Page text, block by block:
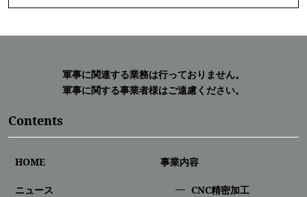
軍事に関連する業務は行っておりません。
軍事に関する事業者様はご遠慮ください。
Contents
HOME
ニュース
事業内容
CNC精密加⼯